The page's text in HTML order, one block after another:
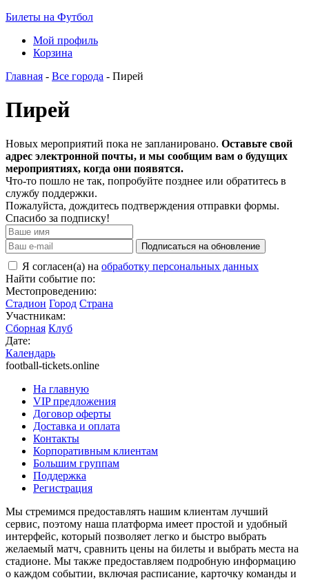
Билеты на Футбол
Мой профиль
Корзина
Главная - Все города - Пирей
Пирей
Новых мероприятий пока не запланировано. Оставьте свой
адрес электронной почты, и мы сообщим вам о будущих
мероприятиях, когда они появятся.
Что-то пошло не так, попробуйте позднее или обратитесь в
службу поддержки.
Пожалуйста, дождитесь подтверждения отправки формы.
Спасибо за подписку!
Подписаться на обновление
Я согласен(а) на обработку персональных данных
Найти событие по:
Местопроведению:
Стадион Город Страна
Участникам:
Сборная Клуб
Дате:
Календарь
football-tickets.online
На главную
VIP предложения
Договор оферты
Доставка и оплата
Контакты
Корпоративным клиентам
Большим группам
Поддержка
Регистрация
Мы стремимся предоставлять нашим клиентам лучший
сервис, поэтому наша платформа имеет простой и удобный
интерфейс, который позволяет легко и быстро выбрать
желаемый матч, сравнить цены на билеты и выбрать места на
стадионе. Мы также предоставляем подробную информацию
о каждом событии, включая расписание, карточку команды и